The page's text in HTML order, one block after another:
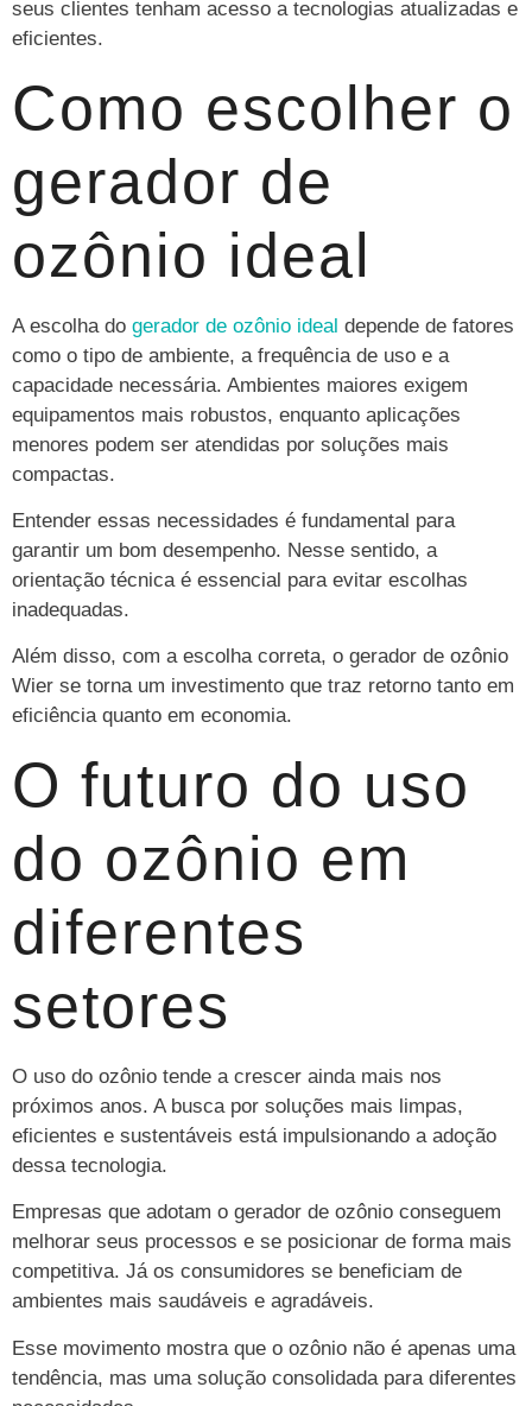
seus clientes tenham acesso a tecnologias atualizadas e
eficientes.
Como escolher o
gerador de
ozônio ideal
A escolha do gerador de ozônio ideal depende de fatores
como o tipo de ambiente, a frequência de uso e a
capacidade necessária. Ambientes maiores exigem
equipamentos mais robustos, enquanto aplicações
menores podem ser atendidas por soluções mais
compactas.
Entender essas necessidades é fundamental para
garantir um bom desempenho. Nesse sentido, a
orientação técnica é essencial para evitar escolhas
inadequadas.
Além disso, com a escolha correta, o gerador de ozônio
Wier se torna um investimento que traz retorno tanto em
eficiência quanto em economia.
O futuro do uso
do ozônio em
diferentes
setores
O uso do ozônio tende a crescer ainda mais nos
próximos anos. A busca por soluções mais limpas,
eficientes e sustentáveis está impulsionando a adoção
dessa tecnologia.
Empresas que adotam o gerador de ozônio conseguem
melhorar seus processos e se posicionar de forma mais
competitiva. Já os consumidores se beneficiam de
ambientes mais saudáveis e agradáveis.
Esse movimento mostra que o ozônio não é apenas uma
tendência, mas uma solução consolidada para diferentes